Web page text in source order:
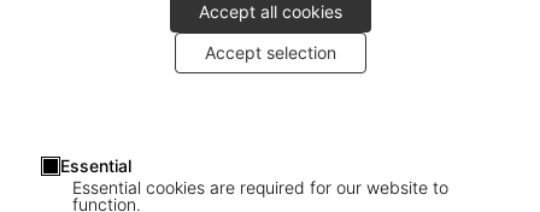
Accept all cookies
Accept selection
Essential
Essential cookies are required for our website to
function.